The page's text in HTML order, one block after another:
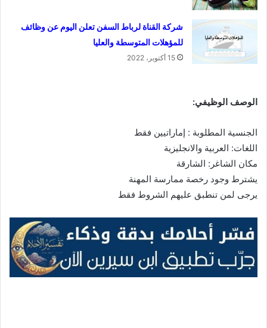
شركة القناة لرباط السفن تعلن اليوم عن وظائف
للمؤهلات المتوسطة والعليا
15 أكتوبر، 2022
الوصف الوظيفي:
الجنسية المطلوبة : إماراتيين فقط
اللغات: العربية والانجليزية
مكان الشاغر: الشارقة
يشترط وجود رخصة ممارسة المهنة
يرجى لمن تنطبق عليهم الشروط فقط